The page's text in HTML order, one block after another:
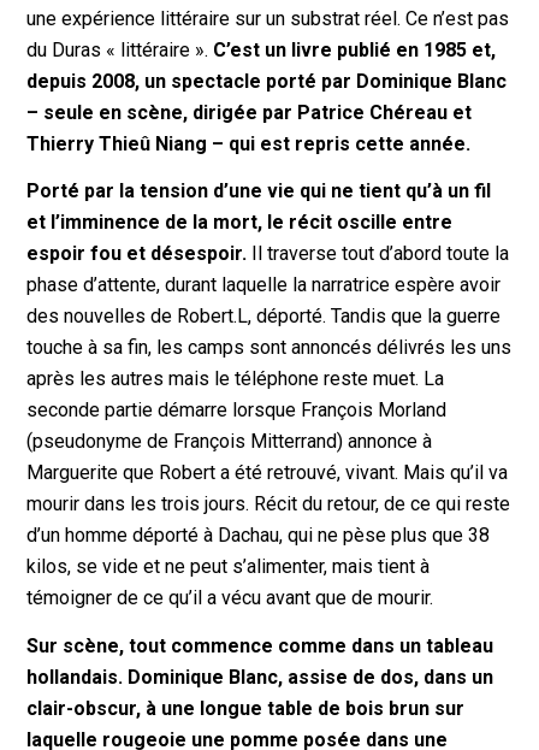
une expérience littéraire sur un substrat réel. Ce n’est pas
du Duras « littéraire ». C’est un livre publié en 1985 et,
depuis 2008, un spectacle porté par Dominique Blanc
– seule en scène, dirigée par Patrice Chéreau et
Thierry Thieû Niang – qui est repris cette année.
Porté par la tension d’une vie qui ne tient qu’à un fil
et l’imminence de la mort, le récit oscille entre
espoir fou et désespoir. Il traverse tout d’abord toute la
phase d’attente, durant laquelle la narratrice espère avoir
des nouvelles de Robert.L, déporté. Tandis que la guerre
touche à sa fin, les camps sont annoncés délivrés les uns
après les autres mais le téléphone reste muet. La
seconde partie démarre lorsque François Morland
(pseudonyme de François Mitterrand) annonce à
Marguerite que Robert a été retrouvé, vivant. Mais qu’il va
mourir dans les trois jours. Récit du retour, de ce qui reste
d’un homme déporté à Dachau, qui ne pèse plus que 38
kilos, se vide et ne peut s’alimenter, mais tient à
témoigner de ce qu’il a vécu avant que de mourir.
Sur scène, tout commence comme dans un tableau
hollandais. Dominique Blanc, assise de dos, dans un
clair-obscur, à une longue table de bois brun sur
laquelle rougeoie une pomme posée dans une